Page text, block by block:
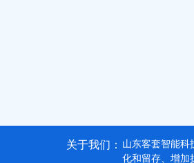
关于我们： 山东客套智能科
化和留存、增加